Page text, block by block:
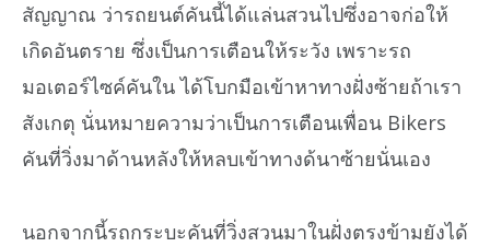
สัญญาณ ว่ารถยนต์คันนี้ได้แล่นสวนไปซึ่งอาจก่อให้
เกิดอันตราย ซึ่งเป็นการเตือนให้ระวัง เพราะรถ
มอเตอร์ไซค์คันใน ได้โบกมือเข้าหาทางฝั่งซ้ายถ้าเรา
สังเกตุ นั่นหมายความว่าเป็นการเตือนเพื่อน Bikers
คันที่วิ่งมาด้านหลังให้หลบเข้าทางด้นาซ้ายนั่นเอง
นอกจากนี้รถกระบะคันที่วิ่งสวนมาในฝั่งตรงข้ามยังได้